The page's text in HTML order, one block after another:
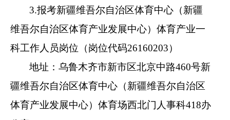
3.报考新疆维吾尔自治区体育中心（新疆
维吾尔自治区体育产业发展中心）体育产业一
科工作人员岗位（岗位代码26160203）
地址：乌鲁木齐市新市区北京中路460号新
疆维吾尔自治区体育中心（新疆维吾尔自治区
体育产业发展中心）体育场西北门人事科418办